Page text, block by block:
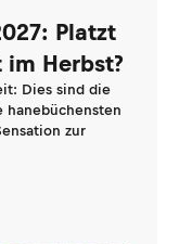
Platzt
im Herbst?
Dies sind die
hanebüchensten
zur